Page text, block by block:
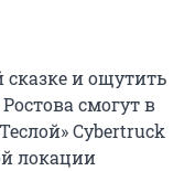
и ощутить
смогут в
Cybertruck
локации